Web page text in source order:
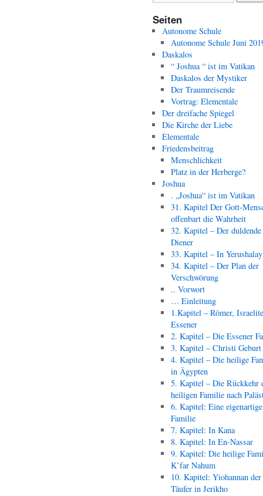
Seiten
Autonome Schule
Autonome Schule Juni
Daskalos
“ Joshua “ ist im Vatikan
Daskalos der Mystiker
Der Traumreisende
Vortrag: Elementale
Der dreifache Spiegel
Die Kirche der Liebe
Elementale
Friedensbeitrag
Menschlichkeit
Platz in der Herberge?
Joshua
. „Joshua“ ist im Vatikan
31. Kapitel Der Gott-
offenbart die Wahrheit
32. Kapitel – Der duldende
Diener
33. Kapitel – In
34. Kapitel – Der Plan der
Verschwörung
.. Vorwort
… Einleitung
1.Kapitel – Römer,
Essener
2. Kapitel – Die Essener
3. Kapitel – Christi Geburt
4. Kapitel – Die heilige
in Ägypten
5. Kapitel – Die Rückkehr
heiligen Familie nach
6. Kapitel: Eine eigenartige
Familie
7. Kapitel: In Kana
8. Kapitel: In En-Nassar
9. Kapitel: Die heilige
K’far Nahum
10. Kapitel: Yiohannan der
Täufer in Jerikho